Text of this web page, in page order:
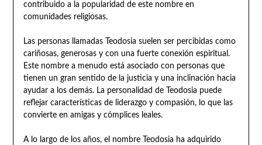
contribuido a la popularidad de este nombre en
comunidades religiosas.
Las personas llamadas Teodosia suelen ser percibidas como
cariñosas, generosas y con una fuerte conexión espiritual.
Este nombre a menudo está asociado con personas que
tienen un gran sentido de la justicia y una inclinación hacia
ayudar a los demás. La personalidad de Teodosia puede
reflejar características de liderazgo y compasión, lo que las
convierte en amigas y cómplices leales.
A lo largo de los años, el nombre Teodosia ha adquirido